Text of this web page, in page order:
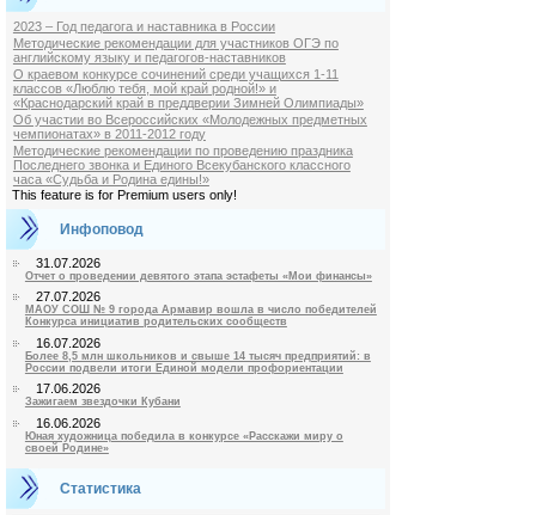
2023 – Год педагога и наставника в России
Методические рекомендации для участников ОГЭ по
английскому языку и педагогов-наставников
О краевом конкурсе сочинений среди учащихся 1-11
классов «Люблю тебя, мой край родной!» и
«Краснодарский край в преддверии Зимней Олимпиады»
Об участии во Всероссийских «Молодежных предметных
чемпионатах» в 2011-2012 году
Методические рекомендации по проведению праздника
Последнего звонка и Единого Всекубанского классного
часа «Судьба и Родина едины!»
This feature is for Premium users only!
Инфоповод
31.07.2026
Отчет о проведении девятого этапа эстафеты «Мои финансы»
27.07.2026
МАОУ СОШ № 9 города Армавир вошла в число победителей
Конкурса инициатив родительских сообществ
16.07.2026
Более 8,5 млн школьников и свыше 14 тысяч предприятий: в
России подвели итоги Единой модели профориентации
17.06.2026
Зажигаем звездочки Кубани
16.06.2026
Юная художница победила в конкурсе «Расскажи миру о
своей Родине»
Статистика